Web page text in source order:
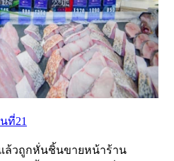
ที่21
ล้วถูกหั่นชิ้นขายหน้าร้าน